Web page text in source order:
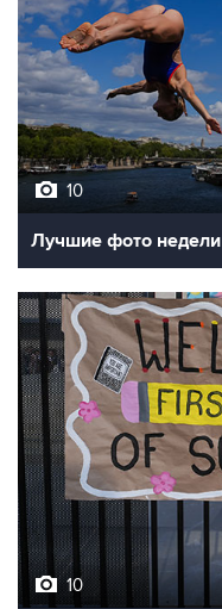
10
Лучшие фото недели
10